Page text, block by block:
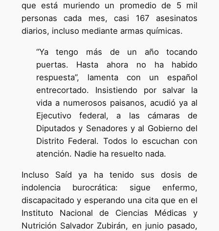
que está muriendo un promedio de 5 mil
personas cada mes, casi 167 asesinatos
diarios, incluso mediante armas químicas.
“Ya tengo más de un año tocando
puertas. Hasta ahora no ha habido
respuesta”, lamenta con un español
entrecortado. Insistiendo por salvar la
vida a numerosos paisanos, acudió ya al
Ejecutivo federal, a las cámaras de
Diputados y Senadores y al Gobierno del
Distrito Federal. Todos lo escuchan con
atención. Nadie ha resuelto nada.
Incluso Saíd ya ha tenido sus dosis de
indolencia burocrática: sigue enfermo,
discapacitado y esperando una cita que en el
Instituto Nacional de Ciencias Médicas y
Nutrición Salvador Zubirán, en junio pasado,